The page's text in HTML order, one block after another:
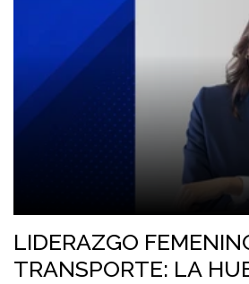
LIDERAZGO
TRANSPORTE: LA